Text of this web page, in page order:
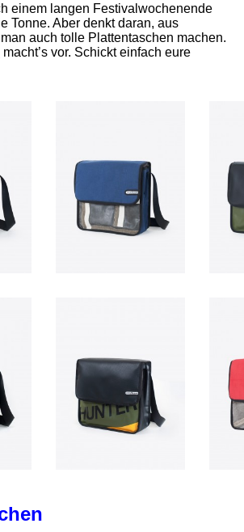
einem langen Festivalwochenende
Tonne. Aber denkt daran, aus
auch tolle Plattentaschen machen.
macht’s vor. Schickt einfach eure